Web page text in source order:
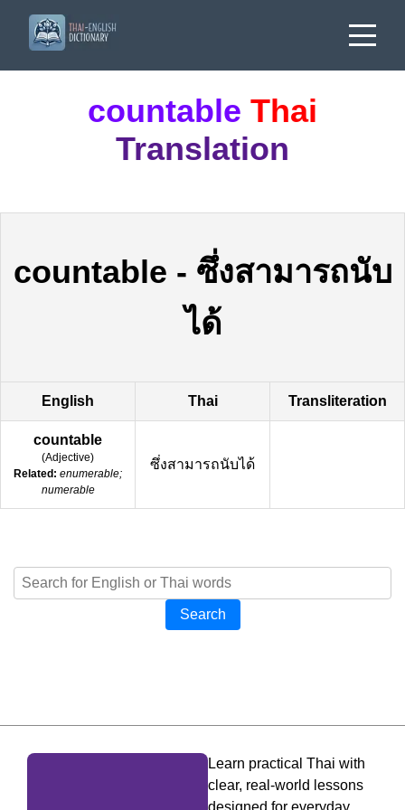
countable Thai
Translation
countable - ซึ่งสามารถนับ
ได้
English Thai Transliteration
countable
(Adjective)
Related: enumerable;
numerable
ซึ่งสามารถนับได้
Search
Learn practical Thai with
clear, real-world lessons
designed for everyday